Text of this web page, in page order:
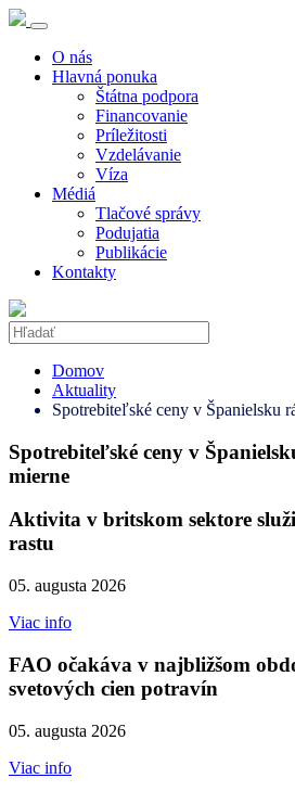
O nás
Hlavná ponuka
Štátna podpora
Financovanie
Príležitosti
Vzdelávanie
Víza
Médiá
Tlačové správy
Podujatia
Publikácie
Kontakty
Domov
Aktuality
Spotrebiteľské ceny v Španielsku
Spotrebiteľské ceny v
mierne
Aktivita v britskom sektore
rastu
05. augusta 2026
Viac info
FAO očakáva v najbližšom
svetových cien potravín
05. augusta 2026
Viac info